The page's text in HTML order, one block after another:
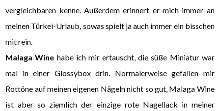
vergleichbaren kenne. Außerdem erinnert er mich immer an
meinen Türkei-Urlaub, sowas spielt ja auch immer ein bisschen
mit rein.
Malaga Wine habe ich mir ertauscht, die süße Miniatur war
mal in einer Glossybox drin. Normalerweise gefallen mir
Rottöne auf meinen eigenen Nägeln nicht so gut, Malaga Wine
ist aber so ziemlich der einzige rote Nagellack in meiner